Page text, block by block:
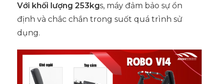
Với khối lượng 253kgs, máy đảm bảo sự ổn
định và chắc chắn trong suốt quá trình sử
dụng.